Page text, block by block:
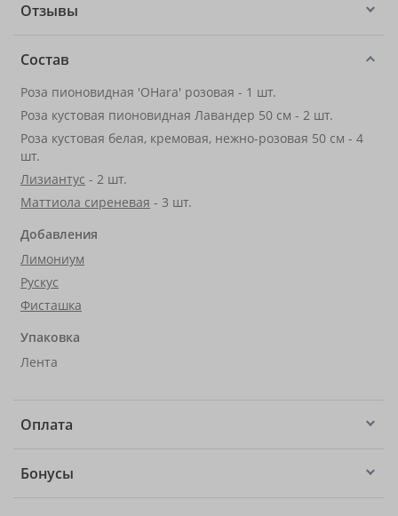
Отзывы
Состав
Роза пионовидная 'OHara' розовая - 1 шт.
Роза кустовая пионовидная Лавандер 50 см - 2 шт.
Роза кустовая белая, кремовая, нежно-розовая 50 см - 4
шт.
Лизиантус - 2 шт.
Маттиола сиреневая - 3 шт.
Добавления
Лимониум
Рускус
Фисташка
Упаковка
Лента
Оплата
Бонусы